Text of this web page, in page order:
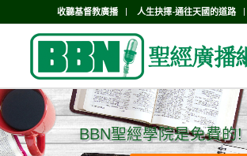
收聽基督教廣播 人生抉擇-通往天國的道路
BBN聖經學院是免費的!
BBN聖經學院是免費的!